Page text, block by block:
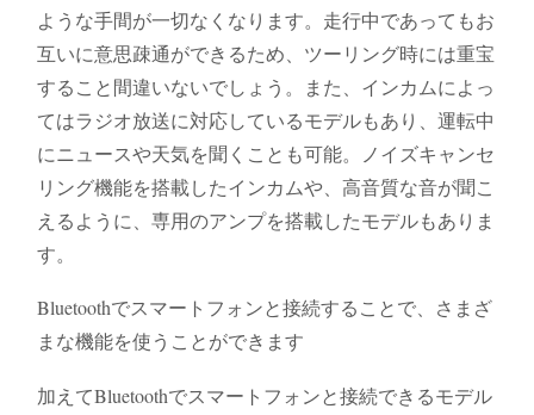
ような手間が一切なくなります。走行中であってもお
互いに意思疎通ができるため、ツーリング時には重宝
すること間違いないでしょう。また、インカムによっ
てはラジオ放送に対応しているモデルもあり、運転中
にニュースや天気を聞くことも可能。ノイズキャンセ
リング機能を搭載したインカムや、高音質な音が聞こ
えるように、専用のアンプを搭載したモデルもありま
す。
Bluetoothでスマートフォンと接続することで、さまざ
まな機能を使うことができます
加えてBluetoothでスマートフォンと接続できるモデル